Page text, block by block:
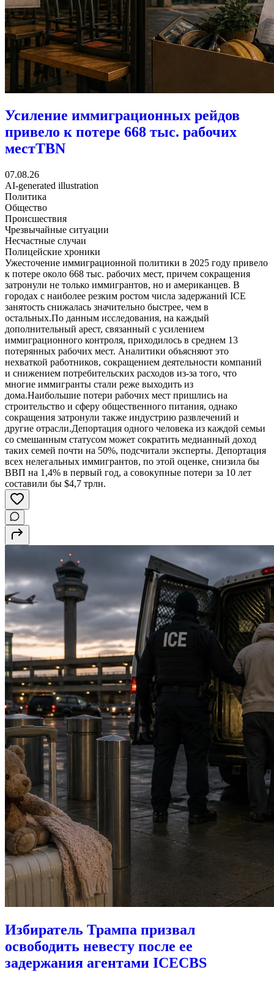
Усиление иммиграционных рейдов
привело к потере 668 тыс. рабочих
местTBN
07.08.26
AI-generated illustration
Политика
Общество
Происшествия
Чрезвычайные ситуации
Несчастные случаи
Полицейские хроники
Ужесточение иммиграционной политики в 2025 году привело
к потере около 668 тыс. рабочих мест, причем сокращения
затронули не только иммигрантов, но и американцев. В
городах с наиболее резким ростом числа задержаний ICE
занятость снижалась значительно быстрее, чем в
остальных.По данным исследования, на каждый
дополнительный арест, связанный с усилением
иммиграционного контроля, приходилось в среднем 13
потерянных рабочих мест. Аналитики объясняют это
нехваткой работников, сокращением деятельности компаний
и снижением потребительских расходов из-за того, что
многие иммигранты стали реже выходить из
дома.Наибольшие потери рабочих мест пришлись на
строительство и сферу общественного питания, однако
сокращения затронули также индустрию развлечений и
другие отрасли.Депортация одного человека из каждой семьи
со смешанным статусом может сократить медианный доход
таких семей почти на 50%, подсчитали эксперты. Депортация
всех нелегальных иммигрантов, по этой оценке, снизила бы
ВВП на 1,4% в первый год, а совокупные потери за 10 лет
составили бы $4,7 трлн.
Избиратель Трампа призвал
освободить невесту после ее
задержания агентами ICECBS